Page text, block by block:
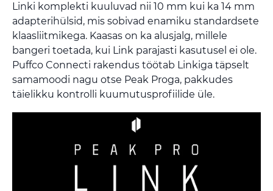
Linki komplekti kuuluvad nii 10 mm kui ka 14 mm
adapterihülsid, mis sobivad enamiku standardsete
klaasliitmikega. Kaasas on ka alusjalg, millele
bangeri toetada, kui Link parajasti kasutusel ei ole.
Puffco Connecti rakendus töötab Linkiga täpselt
samamoodi nagu otse Peak Proga, pakkudes
täielikku kontrolli kuumutusprofiilide üle.